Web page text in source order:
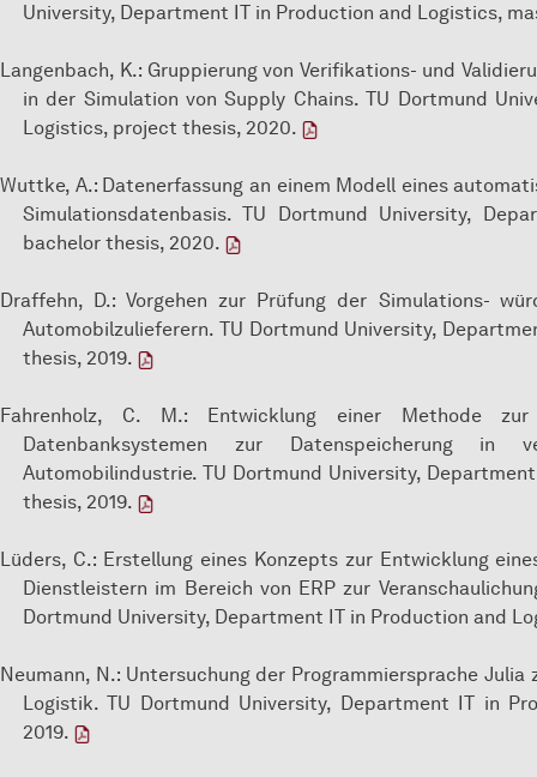
University, Department IT in Production and Logistics,
Langenbach, K.: Gruppierung von Verifikations- und
in der Simulation von Supply Chains. TU Dortmund
Logistics, project thesis, 2020.
Wuttke, A.: Datenerfassung an einem Modell eines
Simulationsdatenbasis. TU Dortmund University,
bachelor thesis, 2020.
Draffehn, D.: Vorgehen zur Prüfung der Simulations-
Automobilzulieferern. TU Dortmund University,
thesis, 2019.
Fahrenholz, C. M.: Entwicklung einer Methode
Datenbanksystemen zur Datenspeicherung in
Automobilindustrie. TU Dortmund University,
thesis, 2019.
Lüders, C.: Erstellung eines Konzepts zur Entwicklung
Dienstleistern im Bereich von ERP zur
Dortmund University, Department IT in Production and
Neumann, N.: Untersuchung der Programmiersprache
Logistik. TU Dortmund University, Department IT in
2019.